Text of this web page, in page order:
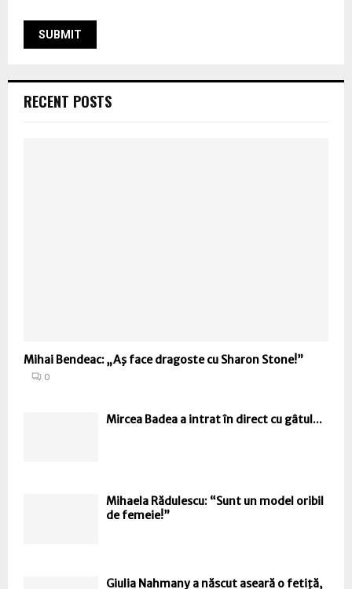
RECENT POSTS
Mihai Bendeac: „Aş face dragoste cu Sharon Stone!”
0
Mircea Badea a intrat în direct cu gâtul...
Mihaela Rădulescu: “Sunt un model oribil
de femeie!”
Giulia Nahmany a născut aseară o fetiţă,